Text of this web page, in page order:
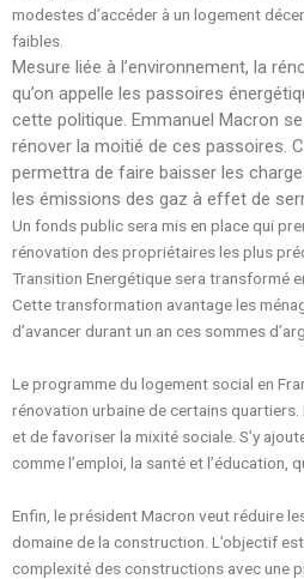
modestes d’accéder à un logement
faibles.
Mesure liée à l’environnement, la
qu’on appelle les passoires
cette politique. Emmanuel Macron
rénover la moitié de ces passoires.
permettra de faire baisser les
les émissions des gaz à effet de
Un fonds public sera mis en place qui
rénovation des propriétaires les plus
Transition Energétique sera transformé
Cette transformation avantage les
d’avancer durant un an ces sommes
Le programme du logement social en
rénovation urbaine de certains quartiers.
et de favoriser la mixité sociale. S’y
comme l’emploi, la santé et l’éducation,
Enfin, le président Macron veut réduire
domaine de la construction. L’objectif
complexité des constructions avec une